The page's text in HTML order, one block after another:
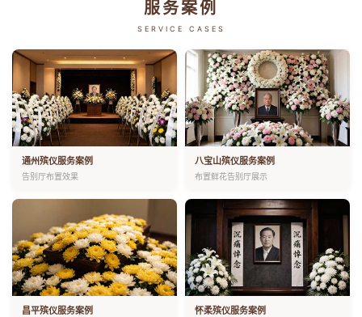
服务案例
SERVICE CASES
通州殡仪服务案例
告别厅布置效果
八宝山殡仪服务案例
布置鲜花告别厅展示
昌平殡仪服务案例 怀柔殡仪服务案例